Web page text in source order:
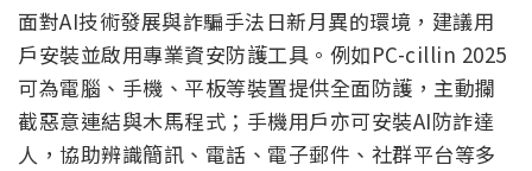
面對AI技術發展與詐騙手法日新月異的環境，建議用
戶安裝並啟用專業資安防護工具。例如PC-cillin 2025
可為電腦、手機、平板等裝置提供全面防護，主動攔
截惡意連結與木馬程式；手機用戶亦可安裝AI防詐達
人，協助辨識簡訊、電話、電子郵件、社群平台等多